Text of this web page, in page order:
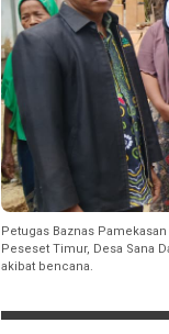
Petugas Baznas
Peseset Timur, Desa Sana
akibat bencana.